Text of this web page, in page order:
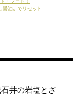
・フード！
醤油〟でリセット
井の岩塩とざ